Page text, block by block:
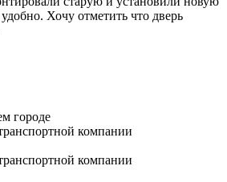
Хочу отметить что дверь
городе
компании
компании